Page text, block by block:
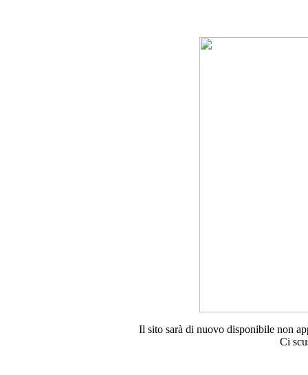
Il sito sarà di nuovo disponibile non
Ci